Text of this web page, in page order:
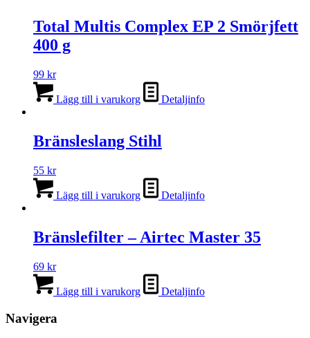
Total Multis Complex EP 2 Smörjfett
400 g
99 kr
Lägg till i varukorg Detaljinfo
Bränsleslang Stihl
55 kr
Lägg till i varukorg Detaljinfo
Bränslefilter – Airtec Master 35
69 kr
Lägg till i varukorg Detaljinfo
Navigera